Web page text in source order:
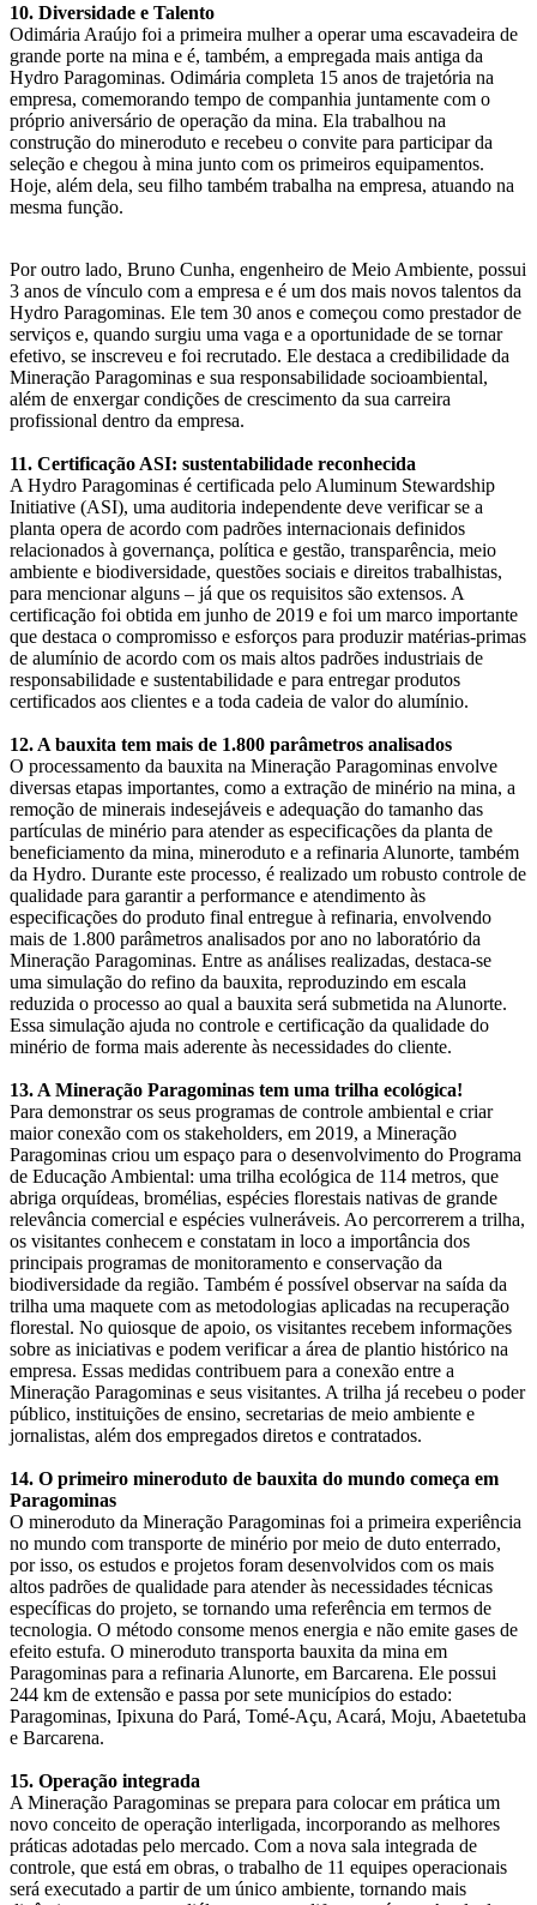
10. Diversidade e Talento
Odimária Araújo foi a primeira mulher a operar uma escavadeira de
grande porte na mina e é, também, a empregada mais antiga da
Hydro Paragominas. Odimária completa 15 anos de trajetória na
empresa, comemorando tempo de companhia juntamente com o
próprio aniversário de operação da mina. Ela trabalhou na
construção do mineroduto e recebeu o convite para participar da
seleção e chegou à mina junto com os primeiros equipamentos.
Hoje, além dela, seu filho também trabalha na empresa, atuando na
mesma função.
Por outro lado, Bruno Cunha, engenheiro de Meio Ambiente, possui
3 anos de vínculo com a empresa e é um dos mais novos talentos da
Hydro Paragominas. Ele tem 30 anos e começou como prestador de
serviços e, quando surgiu uma vaga e a oportunidade de se tornar
efetivo, se inscreveu e foi recrutado. Ele destaca a credibilidade da
Mineração Paragominas e sua responsabilidade socioambiental,
além de enxergar condições de crescimento da sua carreira
profissional dentro da empresa.
11. Certificação ASI: sustentabilidade reconhecida
A Hydro Paragominas é certificada pelo Aluminum Stewardship
Initiative (ASI), uma auditoria independente deve verificar se a
planta opera de acordo com padrões internacionais definidos
relacionados à governança, política e gestão, transparência, meio
ambiente e biodiversidade, questões sociais e direitos trabalhistas,
para mencionar alguns – já que os requisitos são extensos. A
certificação foi obtida em junho de 2019 e foi um marco importante
que destaca o compromisso e esforços para produzir matérias-primas
de alumínio de acordo com os mais altos padrões industriais de
responsabilidade e sustentabilidade e para entregar produtos
certificados aos clientes e a toda cadeia de valor do alumínio.
12. A bauxita tem mais de 1.800 parâmetros analisados
O processamento da bauxita na Mineração Paragominas envolve
diversas etapas importantes, como a extração de minério na mina, a
remoção de minerais indesejáveis e adequação do tamanho das
partículas de minério para atender as especificações da planta de
beneficiamento da mina, mineroduto e a refinaria Alunorte, também
da Hydro. Durante este processo, é realizado um robusto controle de
qualidade para garantir a performance e atendimento às
especificações do produto final entregue à refinaria, envolvendo
mais de 1.800 parâmetros analisados por ano no laboratório da
Mineração Paragominas. Entre as análises realizadas, destaca-se
uma simulação do refino da bauxita, reproduzindo em escala
reduzida o processo ao qual a bauxita será submetida na Alunorte.
Essa simulação ajuda no controle e certificação da qualidade do
minério de forma mais aderente às necessidades do cliente.
13. A Mineração Paragominas tem uma trilha ecológica!
Para demonstrar os seus programas de controle ambiental e criar
maior conexão com os stakeholders, em 2019, a Mineração
Paragominas criou um espaço para o desenvolvimento do Programa
de Educação Ambiental: uma trilha ecológica de 114 metros, que
abriga orquídeas, bromélias, espécies florestais nativas de grande
relevância comercial e espécies vulneráveis. Ao percorrerem a trilha,
os visitantes conhecem e constatam in loco a importância dos
principais programas de monitoramento e conservação da
biodiversidade da região. Também é possível observar na saída da
trilha uma maquete com as metodologias aplicadas na recuperação
florestal. No quiosque de apoio, os visitantes recebem informações
sobre as iniciativas e podem verificar a área de plantio histórico na
empresa. Essas medidas contribuem para a conexão entre a
Mineração Paragominas e seus visitantes. A trilha já recebeu o poder
público, instituições de ensino, secretarias de meio ambiente e
jornalistas, além dos empregados diretos e contratados.
14. O primeiro mineroduto de bauxita do mundo começa em
Paragominas
O mineroduto da Mineração Paragominas foi a primeira experiência
no mundo com transporte de minério por meio de duto enterrado,
por isso, os estudos e projetos foram desenvolvidos com os mais
altos padrões de qualidade para atender às necessidades técnicas
específicas do projeto, se tornando uma referência em termos de
tecnologia. O método consome menos energia e não emite gases de
efeito estufa. O mineroduto transporta bauxita da mina em
Paragominas para a refinaria Alunorte, em Barcarena. Ele possui
244 km de extensão e passa por sete municípios do estado:
Paragominas, Ipixuna do Pará, Tomé-Açu, Acará, Moju, Abaetetuba
e Barcarena.
15. Operação integrada
A Mineração Paragominas se prepara para colocar em prática um
novo conceito de operação interligada, incorporando as melhores
práticas adotadas pelo mercado. Com a nova sala integrada de
controle, que está em obras, o trabalho de 11 equipes operacionais
será executado a partir de um único ambiente, tornando mais